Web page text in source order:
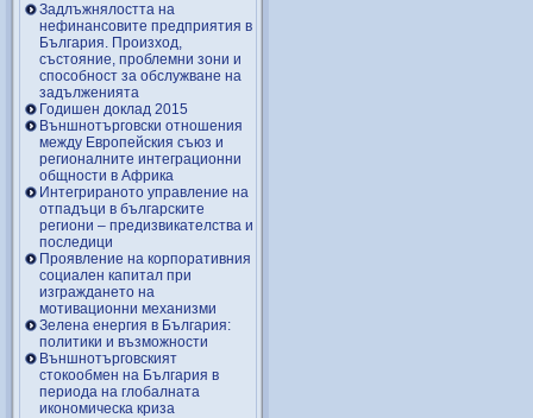
Задлъжнялостта на
нефинансовите предприятия в
България. Произход,
състояние, проблемни зони и
способност за обслужване на
задълженията
Годишен доклад 2015
Външнотърговски отношения
между Европейския съюз и
регионалните интеграционни
общности в Африка
Интегрираното управление на
отпадъци в българските
региони – предизвикателства и
последици
Проявление на корпоративния
социален капитал при
изграждането на
мотивационни механизми
Зелена енергия в България:
политики и възможности
Външнотърговският
стокообмен на България в
периода на глобалната
икономическа криза